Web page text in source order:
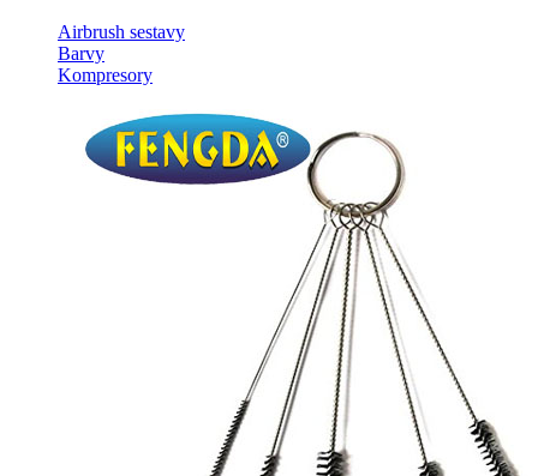
Airbrush sestavy
Barvy
Kompresory